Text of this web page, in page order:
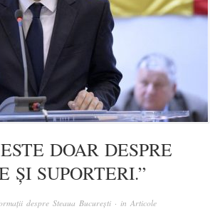
DOAR DESPRE
ȘI SUPORTERI.”
despre Steaua București · in Articole